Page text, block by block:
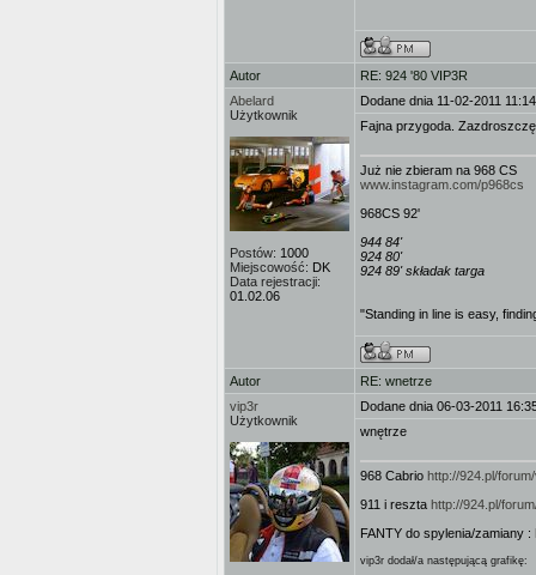
Autor
RE: 924 '80 VIP3R
Abelard
Użytkownik
Postów: 1000
Miejscowość: DK
Data rejestracji:
01.02.06
Dodane dnia 11-02-2011 11:14
Fajna przygoda.
Już nie zbieram na 968 CS
www.instagram.com/p968cs
968CS 92'
944 84'
924 80'
924 89' składak targa
"Standing in line is easy,
Autor
RE: wnetrze
vip3r
Użytkownik
Dodane dnia 06-03-2011
wnętrze
968 Cabrio http://924.pl/
911 i reszta http://924.pl/
FANTY do spylenia/zamiany :
vip3r dodał/a następującą grafikę: